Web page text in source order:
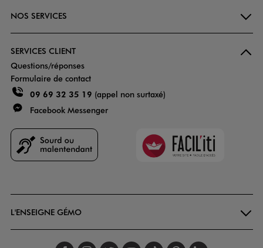
NOS SERVICES
SERVICES CLIENT
Questions/réponses
Formulaire de contact
09 69 32 35 19 (appel non surtaxé)
Facebook Messenger
Faciliti
L'ENSEIGNE GÉMO